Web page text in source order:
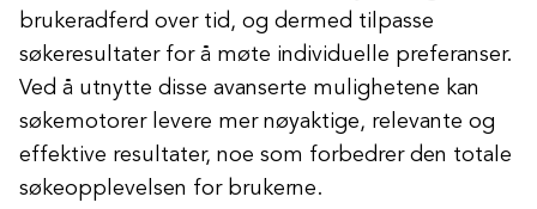
brukeradferd over tid, og dermed tilpasse
søkeresultater for å møte individuelle preferanser.
Ved å utnytte disse avanserte mulighetene kan
søkemotorer levere mer nøyaktige, relevante og
effektive resultater, noe som forbedrer den totale
søkeopplevelsen for brukerne.